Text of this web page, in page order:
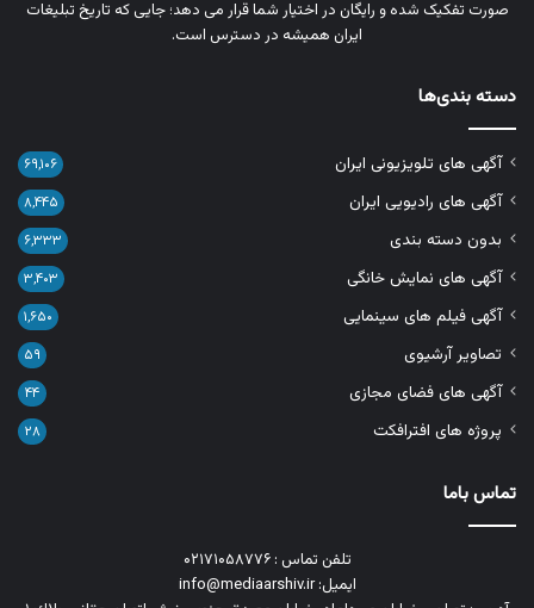
صورت تفکیک‌ شده و رایگان در اختیار شما قرار می‌ دهد؛ جایی که تاریخ تبلیغات
ایران همیشه در دسترس است.
دسته بندی‌ها
آگهی های تلویزیونی ایران ۶۹,۱۰۶
آگهی های رادیویی ایران ۸,۴۴۵
بدون دسته بندی ۶,۳۳۳
آگهی های نمایش خانگی ۳,۴۰۳
آگهی فیلم های سینمایی ۱,۶۵۰
تصاویر آرشیوی ۵۹
آگهی های فضای مجازی ۴۴
پروژه های افترافکت ۲۸
تماس باما
تلفن تماس : ۰۲۱۷۱۰۵۸۷۷۶
ایمیل: info@mediaarshiv.ir